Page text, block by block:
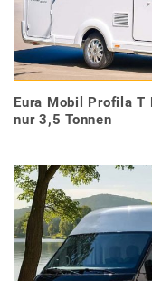
Eura Mobil Profila T
nur 3,5 Tonnen